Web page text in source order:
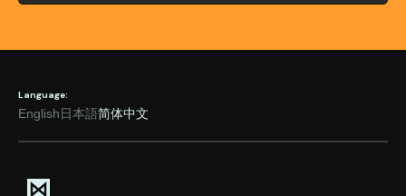
Language:
English日本語简体中文